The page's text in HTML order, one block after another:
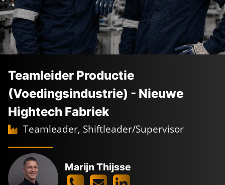
Teamleider Productie
(Voedingsindustrie) - Nieuwe
Hightech Fabriek
Teamleader, Shiftleader/Supervisor
Full time
Berkel en Rodenrijs
Marijn Thijsse